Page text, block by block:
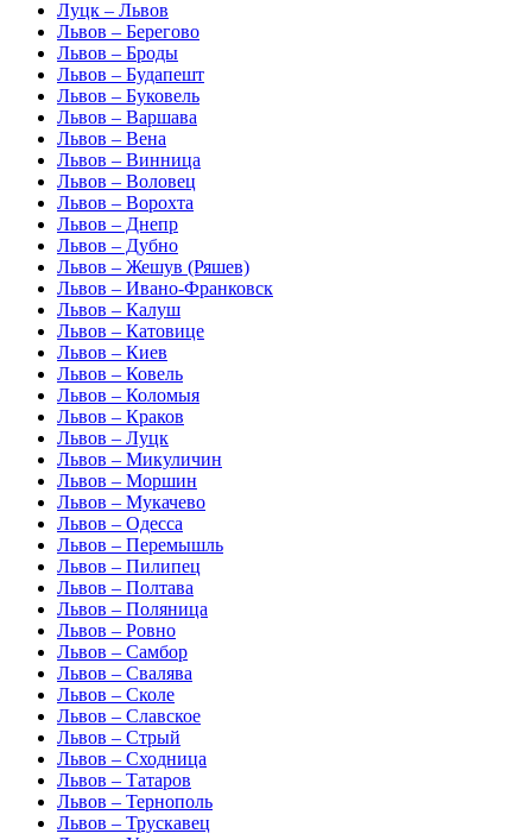
Луцк – Львов
Львов – Берегово
Львов – Броды
Львов – Будапешт
Львов – Буковель
Львов – Варшава
Львов – Вена
Львов – Винница
Львов – Воловец
Львов – Ворохта
Львов – Днепр
Львов – Дубно
Львов – Жешув (Ряшев)
Львов – Ивано-Франковск
Львов – Калуш
Львов – Катовице
Львов – Киев
Львов – Ковель
Львов – Коломыя
Львов – Краков
Львов – Луцк
Львов – Микуличин
Львов – Моршин
Львов – Мукачево
Львов – Одесса
Львов – Перемышль
Львов – Пилипец
Львов – Полтава
Львов – Поляница
Львов – Ровно
Львов – Самбор
Львов – Свалява
Львов – Сколе
Львов – Славское
Львов – Стрый
Львов – Сходница
Львов – Татаров
Львов – Тернополь
Львов – Трускавец